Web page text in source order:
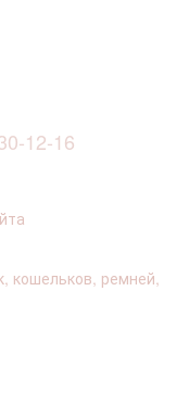
12-16
кошельков, ремней,